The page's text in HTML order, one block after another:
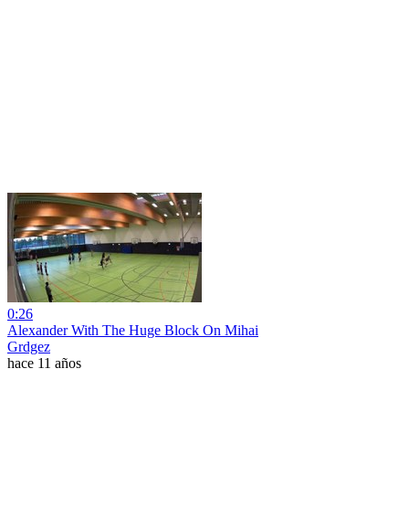
0:26
Alexander With The Huge Block On Mihai
Grdgez
hace 11 años